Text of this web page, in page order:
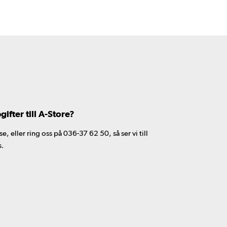
till A-Store?
eller ring oss på 036-37 62 50, så ser vi till